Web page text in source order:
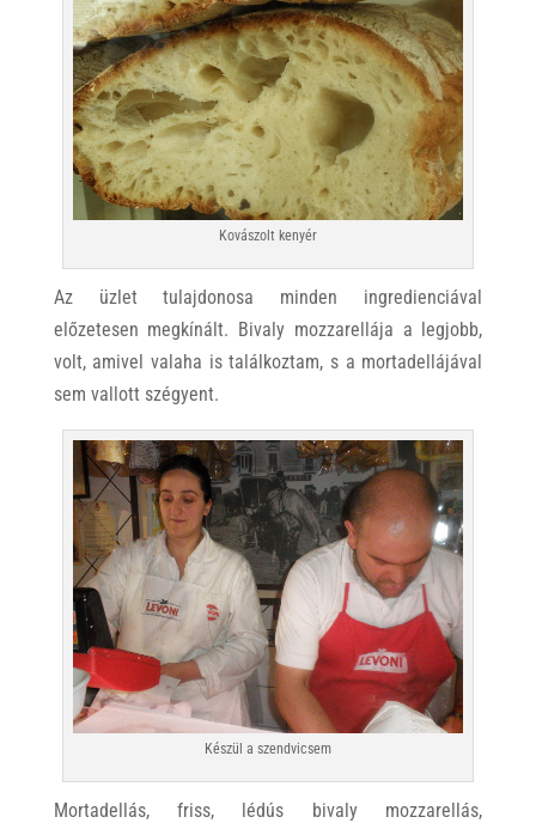
Kovászolt kenyér
Az üzlet tulajdonosa minden ingredienciával
előzetesen megkínált. Bivaly mozzarellája a legjobb,
volt, amivel valaha is találkoztam, s a mortadellájával
sem vallott szégyent.
Készül a szendvicsem
Mortadellás, friss, lédús bivaly mozzarellás,